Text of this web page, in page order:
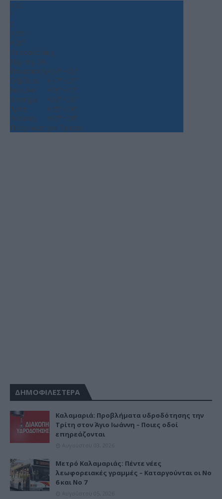
+32
°
C
+35°
+26°
Θεσσαλονίκη
Πέμπτη, 06
Παρασκευή+34°+26°
Σάββατο
+37°+25°
Κυριακή
+39°+27°
Δευτέρα
+33°+26°
Τρίτη
+35°+24°
Τετάρτη
+37°+24°
Πρόγνωση για 7 μέρες
ΔΗΜΟΦΙΛΕΣΤΕΡΑ
Καλαμαριά: Προβλήματα υδροδότησης την
Τρίτη στον Άγιο Ιωάννη – Ποιες οδοί
επηρεάζονται
Μετρό Καλαμαριάς: Πέντε νέες
λεωφορειακές γραμμές – Καταργούνται οι Νο
6 και Νο 7